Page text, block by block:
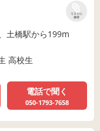
リストに
保存
土橋駅から199m
高校生
電話で聞く
050-1793-7658